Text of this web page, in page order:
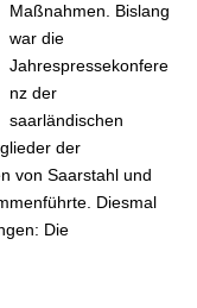
Maßnahmen. Bislang
war die
Jahrespressekonfere
nz der
saarländischen
der
von Saarstahl und
Diesmal
Die